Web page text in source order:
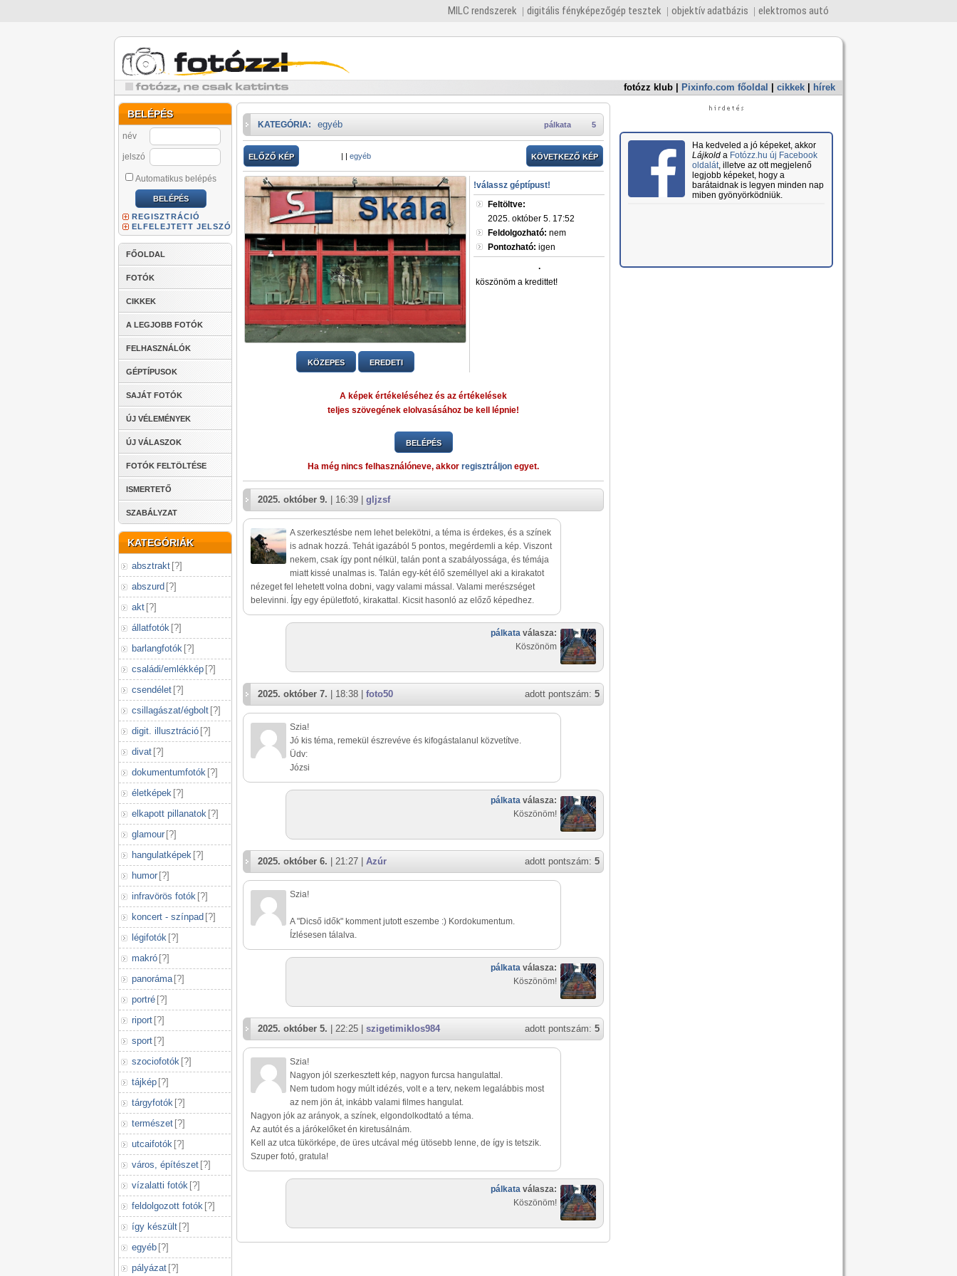
MILC rendszerek digitális fényképezőgép tesztek objektív adatbázis elektromos autó
fotózz klub Pixinfo.com főoldal cikkek hírek
BELÉPÉS
név
jelszó
Automatikus belépés
REGISZTRÁCIÓ
ELFELEJTETT JELSZÓ
FŐOLDAL
FOTÓK
CIKKEK
A LEGJOBB FOTÓK
FELHASZNÁLÓK
GÉPTÍPUSOK
SAJÁT FOTÓK
ÚJ VÉLEMÉNYEK
ÚJ VÁLASZOK
FOTÓK FELTÖLTÉSE
ISMERTETŐ
SZABÁLYZAT
KATEGÓRIÁK
absztrakt [?]
abszurd [?]
akt [?]
állatfotók [?]
barlangfotók [?]
családi/emlékkép [?]
csendélet [?]
csillagászat/égbolt [?]
digit. illusztráció [?]
divat [?]
dokumentumfotók [?]
életképek [?]
elkapott pillanatok [?]
glamour [?]
hangulatképek [?]
humor [?]
infravörös fotók [?]
koncert - színpad [?]
légifotók [?]
makró [?]
panoráma [?]
portré [?]
riport [?]
sport [?]
szociofotók [?]
tájkép [?]
tárgyfotók [?]
természet [?]
utcaifotók [?]
város, építészet [?]
vízalatti fotók [?]
feldolgozott fotók [?]
így készült [?]
egyéb [?]
pályázat [?]
5
pálkata
KATEGÓRIA: egyéb
ELŐZŐ KÉP | | egyéb KÖVETKEZŐ KÉP
KÖZEPES EREDETI
!válassz géptípust!
Feltöltve:
2025. október 5. 17:52
Feldolgozható: nem
Pontozható: igen
.
köszönöm a kredittet!
A képek értékeléséhez és az értékelések
teljes szövegének elolvasásához be kell lépnie!
BELÉPÉS
Ha még nincs felhasználóneve, akkor regisztráljon egyet.
2025. október 9. | 16:39 | gljzsf
A szerkesztésbe nem lehet belekötni, a téma is érdekes, és a színek
is adnak hozzá. Tehát igazából 5 pontos, megérdemli a kép. Viszont
nekem, csak így pont nélkül, talán pont a szabályossága, és témája
miatt kissé unalmas is. Talán egy-két élő személlyel aki a kirakatot
nézeget fel lehetett volna dobni, vagy valami mással. Valami merészséget
belevinni. Így egy épületfotó, kirakattal. Kicsit hasonló az előző képedhez.
pálkata válasza:
Köszönöm
adott pontszám: 5
2025. október 7. | 18:38 | foto50
Szia!
Jó kis téma, remekül észrevéve és kifogástalanul közvetítve.
Üdv:
Józsi
pálkata válasza:
Köszönöm!
adott pontszám: 5
2025. október 6. | 21:27 | Azúr
Szia!
A "Dicső idők" komment jutott eszembe :) Kordokumentum.
Ízlésesen tálalva.
pálkata válasza:
Köszönöm!
adott pontszám: 5
2025. október 5. | 22:25 | szigetimiklos984
Szia!
Nagyon jól szerkesztett kép, nagyon furcsa hangulattal.
Nem tudom hogy múlt idézés, volt e a terv, nekem legalábbis most
az nem jön át, inkább valami filmes hangulat.
Nagyon jók az arányok, a színek, elgondolkodtató a téma.
Az autót és a járókelőket én kiretusálnám.
Kell az utca tükörképe, de üres utcával még ütösebb lenne, de így is tetszik.
Szuper fotó, gratula!
pálkata válasza:
Köszönöm!
Ha kedveled a jó képeket, akkor
Lájkolda Fotózz.hu új Facebook
oldalát, illetve az ott megjelenő
legjobb képeket, hogy a
barátaidnak is legyen minden nap
miben gyönyörködniük.